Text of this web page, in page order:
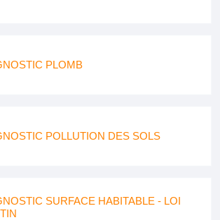
PLOMB
POLLUTION DES SOLS
SURFACE HABITABLE - LOI